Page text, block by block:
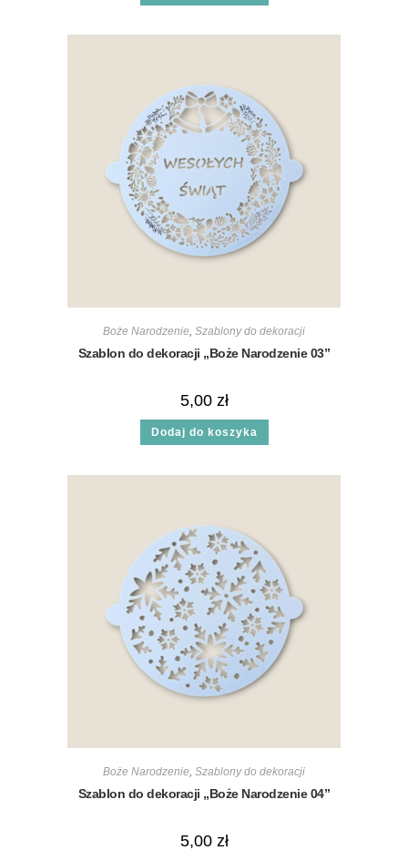
Boże Narodzenie, Szablony do dekoracji
Szablon do dekoracji „Boże Narodzenie 03”
5,00 zł
Dodaj do koszyka
Boże Narodzenie, Szablony do dekoracji
Szablon do dekoracji „Boże Narodzenie 04”
5,00 zł